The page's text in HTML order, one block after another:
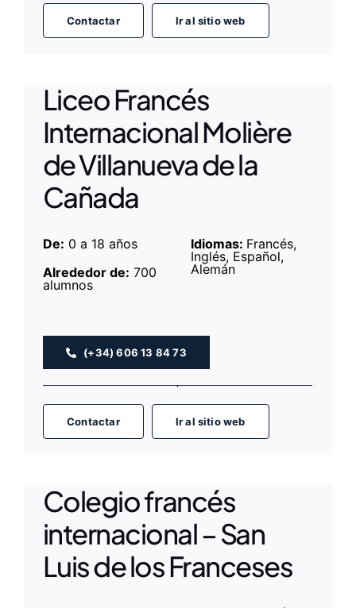
Contactar Ir al sitio web
Liceo Francés
Internacional Molière
de Villanueva de la
Cañada
De: 0 a 18 años
Alrededor de: 700
alumnos
Idiomas: Francés,
Inglés, Español,
Alemán
(+34) 606 13 84 73
Contactar Ir al sitio web
Colegio francés
internacional – San
Luis de los Franceses